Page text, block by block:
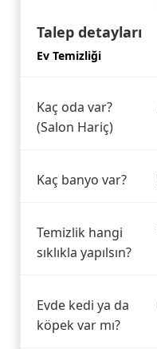
Talep detayları
Ev Temizliği
Kaç oda var?
(Salon Hariç)
Kaç banyo var?
Temizlik hangi
sıklıkla yapılsın?
Evde kedi ya da
köpek var mı?